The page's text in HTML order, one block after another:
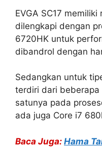
EVGA SC17
dilengkapi dengan
6720HK untuk
dibandrol dengan
Sedangkan untuk
terdiri dari
satunya pada
ada juga Core i7
Baca Juga: Hama